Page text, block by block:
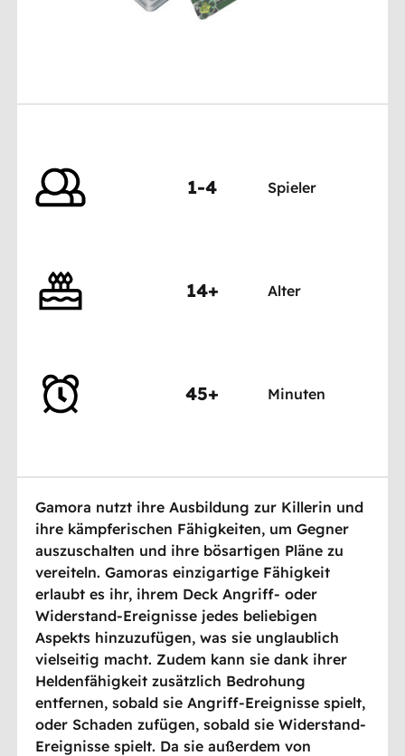
1-4 Spieler
14+ Alter
45+ Minuten
Gamora nutzt ihre Ausbildung zur Killerin und
ihre kämpferischen Fähigkeiten, um Gegner
auszuschalten und ihre bösartigen Pläne zu
vereiteln. Gamoras einzigartige Fähigkeit
erlaubt es ihr, ihrem Deck Angriff- oder
Widerstand-Ereignisse jedes beliebigen
Aspekts hinzuzufügen, was sie unglaublich
vielseitig macht. Zudem kann sie dank ihrer
Heldenfähigkeit zusätzlich Bedrohung
entfernen, sobald sie Angriff-Ereignisse spielt,
oder Schaden zufügen, sobald sie Widerstand-
Ereignisse spielt. Da sie außerdem von